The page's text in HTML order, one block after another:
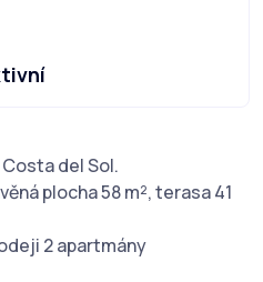
del Sol.
plocha 58 m², terasa 41
2 apartmány